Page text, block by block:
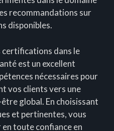
recommandations sur
disponibles.
certifications dans le
est un excellent
nécessaires pour
vos clients vers une
global. En choisissant
et pertinentes, vous
en toute confiance en